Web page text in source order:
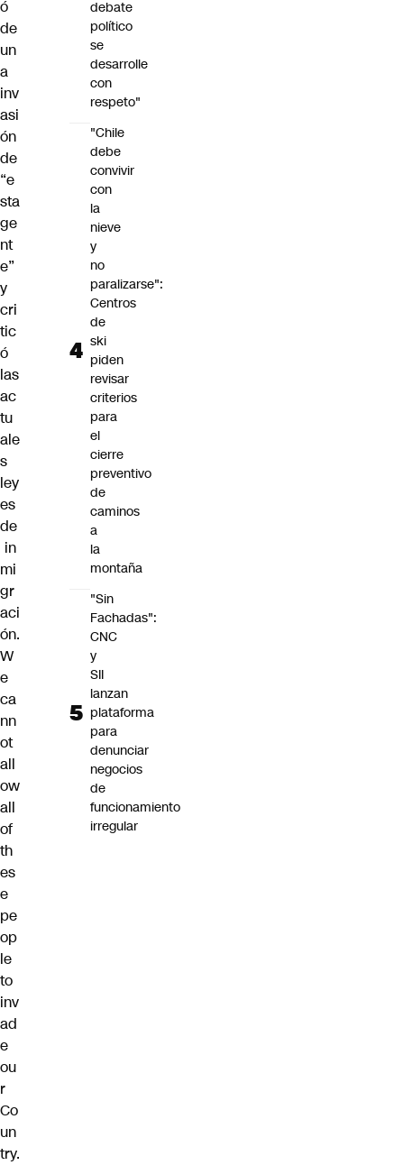
ó
de
un
a
inv
asi
ón
de
“e
sta
ge
nt
e”
y
cri
tic
ó
las
ac
tu
ale
s
ley
es
de
in
mi
gr
aci
ón.
W
e
ca
nn
ot
all
ow
all
of
th
es
e
pe
op
le
to
inv
ad
e
ou
r
Co
un
try.
debate
político
se
desarrolle
con
respeto"
"Chile
debe
convivir
con
la
nieve
y
no
paralizarse":
Centros
de
ski
piden
revisar
criterios
para
el
cierre
preventivo
de
caminos
a
la
montaña
"Sin
Fachadas":
CNC
y
SII
lanzan
plataforma
para
denunciar
negocios
de
funcionamiento
irregular